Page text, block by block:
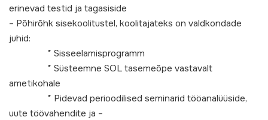
erinevad testid ja tagasiside
– Põhirõhk sisekoolitustel, koolitajateks on valdkondade
juhid:
* Sisseelamisprogramm
* Süsteemne SOL tasemeõpe vastavalt
ametikohale
* Pidevad perioodilised seminarid tööanalüüside,
uute töövahendite ja –